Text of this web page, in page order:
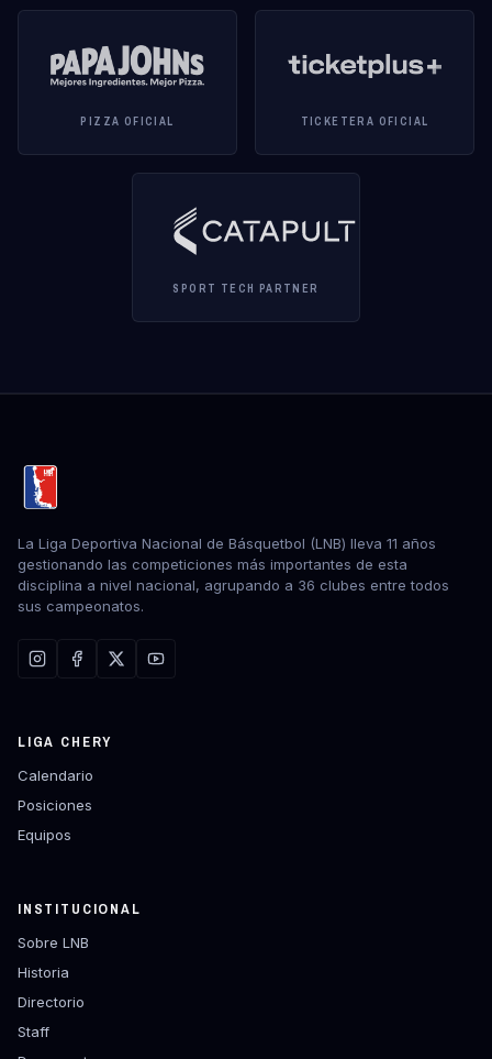
PIZZA OFICIAL TICKETERA OFICIAL
SPORT TECH PARTNER
La Liga Deportiva Nacional de Básquetbol (LNB) lleva 11 años
gestionando las competiciones más importantes de esta
disciplina a nivel nacional, agrupando a 36 clubes entre todos
sus campeonatos.
LIGA CHERY
Calendario
Posiciones
Equipos
INSTITUCIONAL
Sobre LNB
Historia
Directorio
Staff